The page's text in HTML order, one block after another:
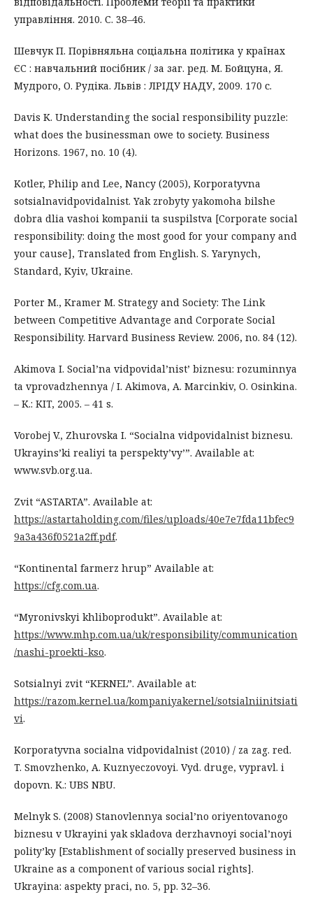
управління. 2010. С. 38–46.
Шевчук П. Порівняльна соціальна політика у країнах
ЄС : навчальний посібник / за заг. ред. М. Бойцуна, Я.
Мудрого, О. Рудіка. Львів : ЛРІДУ НАДУ, 2009. 170 с.
Davis K. Understanding the social responsibility puzzle:
what does the businessman owe to society. Business
Horizons. 1967, no. 10 (4).
Kotler, Philip and Lee, Nancy (2005), Korporatyvna
sotsialnavidpovidalnist. Yak zrobyty yakomoha bilshe
dobra dlia vashoi kompanii ta suspilstva [Corporate social
responsibility: doing the most good for your company and
your cause], Translated from English. S. Yarynych,
Standard, Kyiv, Ukraine.
Porter M., Kramer M. Strategy and Society: The Link
between Competitive Advantage and Corporate Social
Responsibility. Harvard Business Review. 2006, no. 84 (12).
Akimova I. Social’na vidpovidal’nist’ biznesu: rozuminnya
ta vprovadzhennya / I. Akimova, A. Marcinkiv, O. Osinkina.
– K.: KIT, 2005. – 41 s.
Vorobej V., Zhurovska I. “Socialna vidpovidalnist biznesu.
Ukrayins’ki realiyi ta perspekty’vy’”. Available at:
www.svb.org.ua.
Zvit “ASTARTA”. Available at:
https://astartaholding.com/files/uploads/40e7e7fda11bfec9
9a3a436f0521a2ff.pdf.
“Kontinental farmerz hrup” Available at:
https://cfg.com.ua.
“Myronivskyi khliboprodukt”. Available at:
https://www.mhp.com.ua/uk/responsibility/communication
/nashi-proekti-kso.
Sotsialnyi zvit “KERNEL”. Available at:
https://razom.kernel.ua/kompaniyakernel/sotsialniinitsiati
vi.
Korporatyvna socialna vidpovidalnist (2010) / za zag. red.
T. Smovzhenko, A. Kuznyeczovoyi. Vyd. druge, vypravl. i
dopovn. K.: UBS NBU.
Melnyk S. (2008) Stanovlennya social’no oriyentovanogo
biznesu v Ukrayini yak skladova derzhavnoyi social’noyi
polity’ky [Establishment of socially preserved business in
Ukraine as a component of various social rights].
Ukrayina: aspekty praci, no. 5, pp. 32–36.